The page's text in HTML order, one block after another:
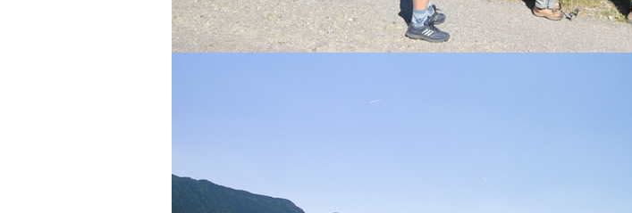
Pfarrkirche Kuens
Sonstiges
Lage und Anfahrt
Verkehrsbericht